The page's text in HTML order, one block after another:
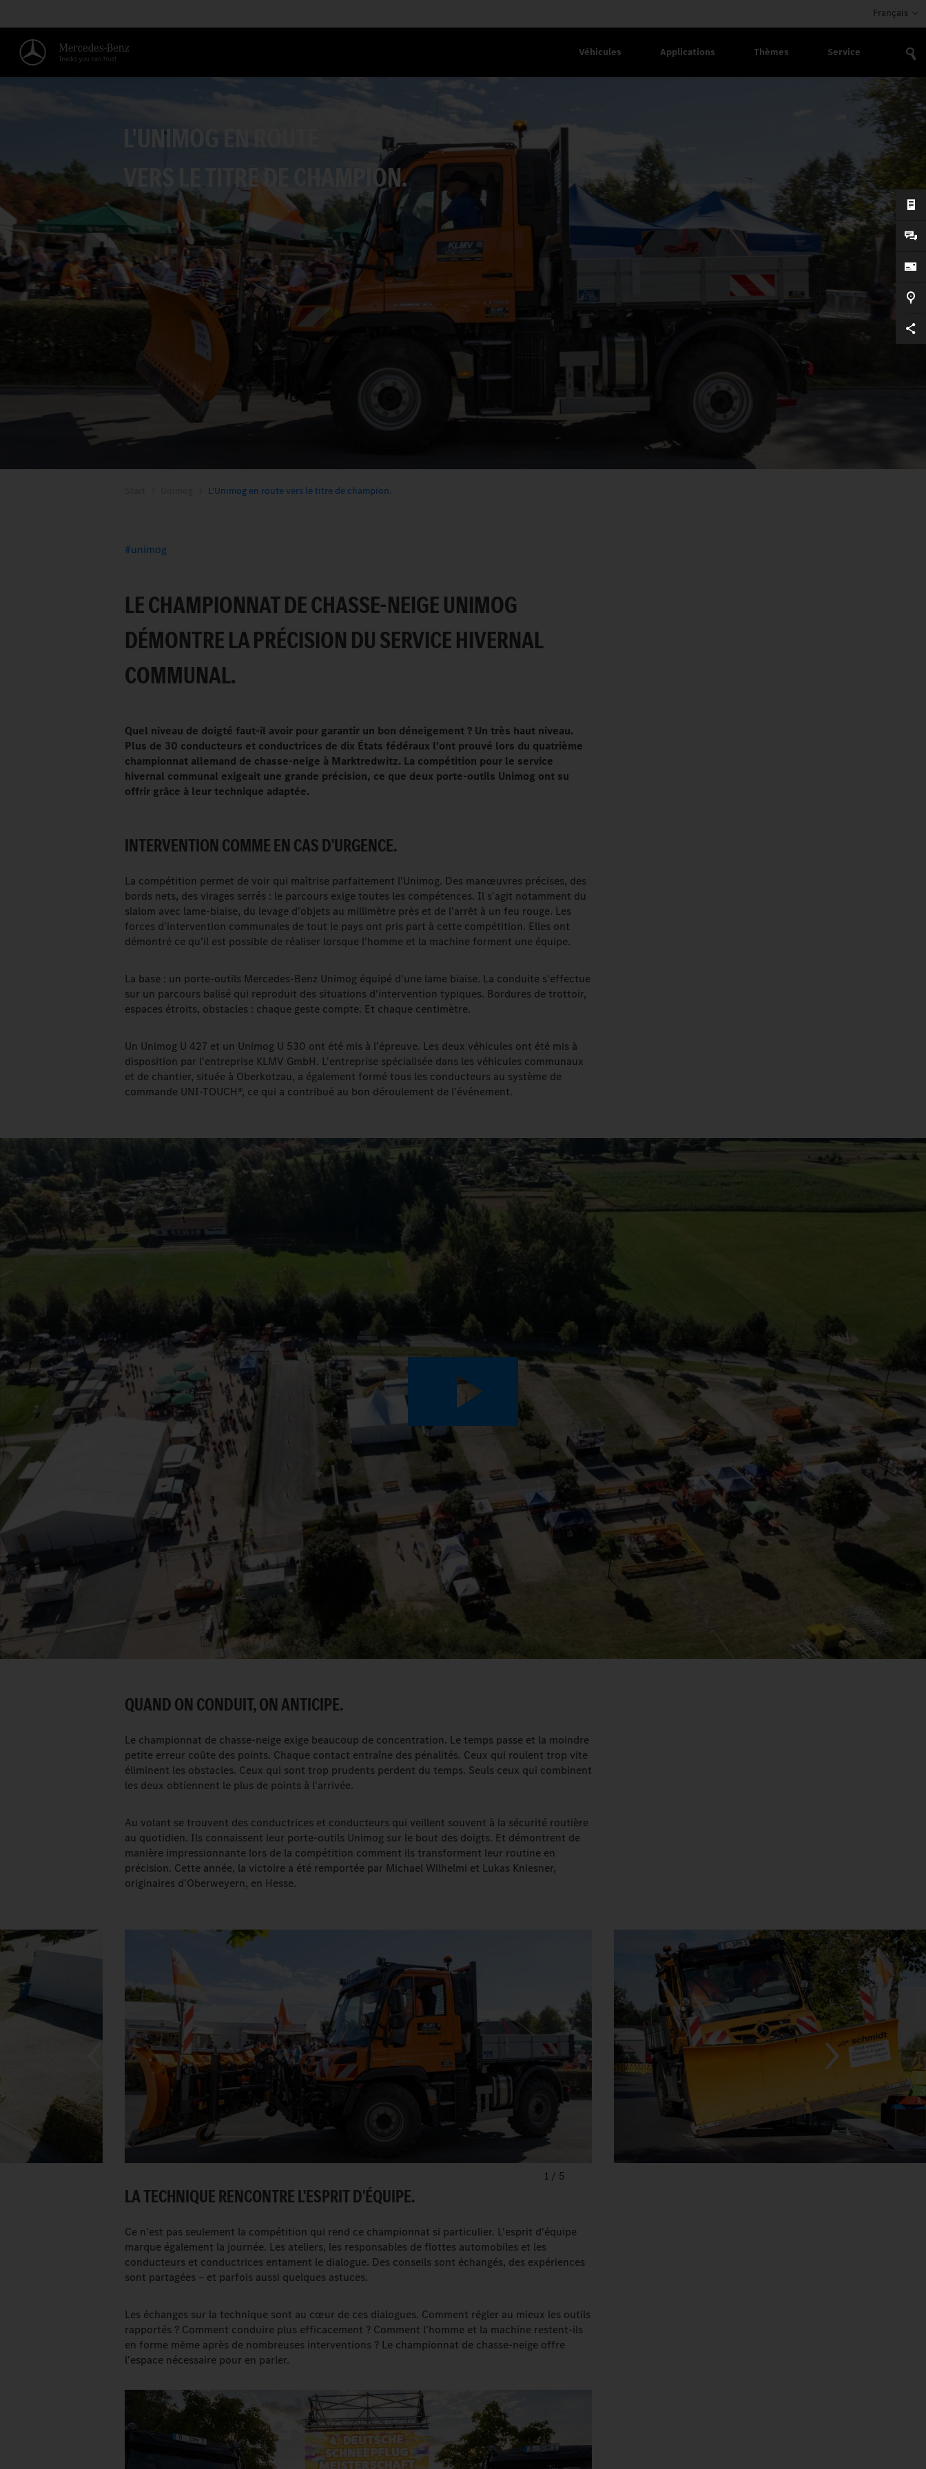
Français
Véhicules Applications Thèmes Service
L'UNIMOG EN ROUTE
VERS LE TITRE DE CHAMPION.
L'Unimog en route vers le titre de champion.
unimog
LE CHAMPIONNAT DE CHASSE-NEIGE UNIMOG
DÉMONTRE LA PRÉCISION DU SERVICE HIVERNAL
COMMUNAL.
Quel niveau de doigté faut-il avoir pour garantir un bon déneigement ? Un très haut niveau.
Plus de 30 conducteurs et conductrices de dix États fédéraux l'ont prouvé lors du quatrième
championnat allemand de chasse-neige à Marktredwitz. La compétition pour le service
hivernal communal exigeait une grande précision, ce que deux porte-outils Unimog ont su
offrir grâce à leur technique adaptée.
INTERVENTION COMME EN CAS D'URGENCE.
La compétition permet de voir qui maîtrise parfaitement l'Unimog. Des manœuvres précises, des
bords nets, des virages serrés : le parcours exige toutes les compétences. Il s'agit notamment du
slalom avec lame-biaise, du levage d'objets au millimètre près et de l'arrêt à un feu rouge. Les
forces d'intervention communales de tout le pays ont pris part à cette compétition. Elles ont
démontré ce qu'il est possible de réaliser lorsque l'homme et la machine forment une équipe.
La base : un porte-outils Mercedes-Benz Unimog équipé d'une lame biaise. La conduite s'effectue
sur un parcours balisé qui reproduit des situations d'intervention typiques. Bordures de trottoir,
espaces étroits, obstacles : chaque geste compte. Et chaque centimètre.
Un Unimog U 427 et un Unimog U 530 ont été mis à l'épreuve. Les deux véhicules ont été mis à
disposition par l'entreprise KLMV GmbH. L'entreprise spécialisée dans les véhicules communaux
et de chantier, située à Oberkotzau, a également formé tous les conducteurs au système de
commande UNI-TOUCH®, ce qui a contribué au bon déroulement de l'événement.
Play
QUAND ON CONDUIT, ON ANTICIPE.
Le championnat de chasse-neige exige beaucoup de concentration. Le temps passe et la moindre
petite erreur coûte des points. Chaque contact entraîne des pénalités. Ceux qui roulent trop vite
éliminent les obstacles. Ceux qui sont trop prudents perdent du temps. Seuls ceux qui combinent
les deux obtiennent le plus de points à l'arrivée.
Au volant se trouvent des conductrices et conducteurs qui veillent souvent à la sécurité routière
au quotidien. Ils connaissent leur porte-outils Unimog sur le bout des doigts. Et démontrent de
manière impressionnante lors de la compétition comment ils transforment leur routine en
précision. Cette année, la victoire a été remportée par Michael Wilhelmi et Lukas Kniesner,
originaires d'Oberweyern, en Hesse.
1 / 5
LA TECHNIQUE RENCONTRE L'ESPRIT D'ÉQUIPE.
Ce n'est pas seulement la compétition qui rend ce championnat si particulier. L'esprit d'équipe
marque également la journée. Les ateliers, les responsables de flottes automobiles et les
conducteurs et conductrices entament le dialogue. Des conseils sont échangés, des expériences
sont partagées – et parfois aussi quelques astuces.
Les échanges sur la technique sont au cœur de ces dialogues. Comment régler au mieux les outils
rapportés ? Comment conduire plus efficacement ? Comment l'homme et la machine restent-ils
en forme même après de nombreuses interventions ? Le championnat de chasse-neige offre
l'espace nécessaire pour en parler.